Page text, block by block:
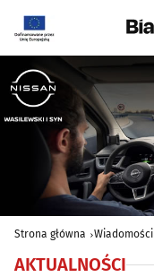
Strona główna Wiadomości
AKTUALNOŚCI